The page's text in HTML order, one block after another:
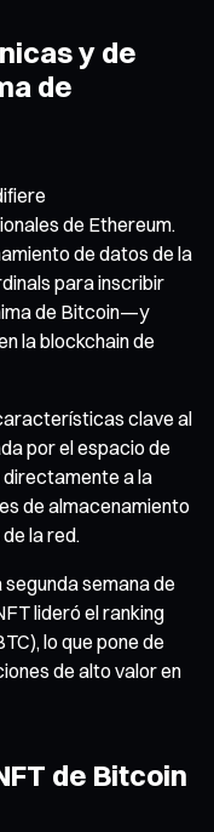
y de
de
de Ethereum.
de datos de la
para inscribir
de Bitcoin—y
la blockchain de
clave al
por el espacio de
directamente a la
de almacenamiento
la red.
semana de
lideró el ranking
lo que pone de
de alto valor en
de Bitcoin